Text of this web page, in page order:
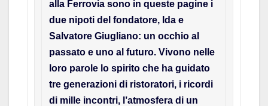
alla Ferrovia sono in queste pagine i
due nipoti del fondatore, Ida e
Salvatore Giugliano: un occhio al
passato e uno al futuro. Vivono nelle
loro parole lo spirito che ha guidato
tre generazioni di ristoratori, i ricordi
di mille incontri, l’atmosfera di un